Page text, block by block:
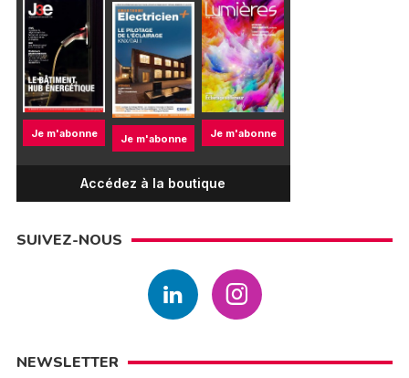
Je m'abonne Je m'abonne Je m'abonne
Accédez à la boutique
SUIVEZ-NOUS
NEWSLETTER